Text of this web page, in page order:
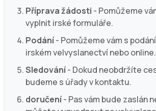
Příprava žádosti - Pomůžeme
vyplnit irské formuláře.
Podání- Pomůžeme vám s
irském velvyslanectví nebo online.
Sledování- Dokud neobdržíte
budeme s úřady v kontaktu.
doručení- Pas vám bude zaslán